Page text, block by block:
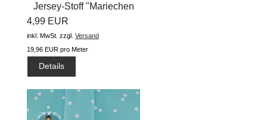
Jersey-Stoff "Mariechen
flowers...
4,99 EUR
inkl. MwSt. zzgl. Versand
19,96 EUR pro Meter
Details